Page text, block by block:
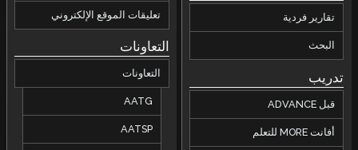
تقارير فردية
البحث
تدريب
قبل ADVANCE
أفانت MORE للتعلم
تعليقات الموقع الإلكتروني
التعاونات
التعاونات
AATG
AATSP